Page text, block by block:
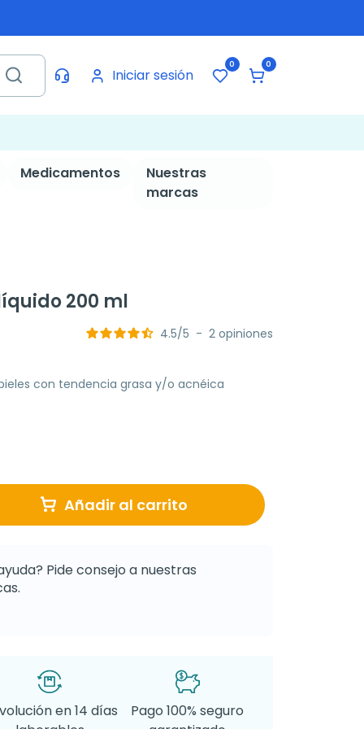
Iniciar sesión
0 0
Medicamentos
Nuestras
marcas
200 ml
4.5/5 - 2 opiniones
con tendencia grasa y/o acnéica
Añadir al carrito
Pide consejo a nuestras
en 14 días
Pago 100% seguro